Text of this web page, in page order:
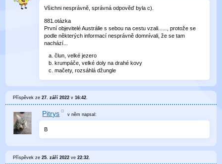
Všichni nesprávně, správná odpověď byla c).
881.otázka
První objevitelé Austrálie s sebou na cestu vzali......, protože se
podle některých informací nesprávně domnívali, že se tam
nachází...
člun, velké jezero
krumpáče, velké doly na drahé kovy
mačety, rozsáhlá džungle
Příspěvek ze27. září 2022 v16:42.
Pitrys v němnapsal:
B
Příspěvek ze25. září 2022 ve22:32